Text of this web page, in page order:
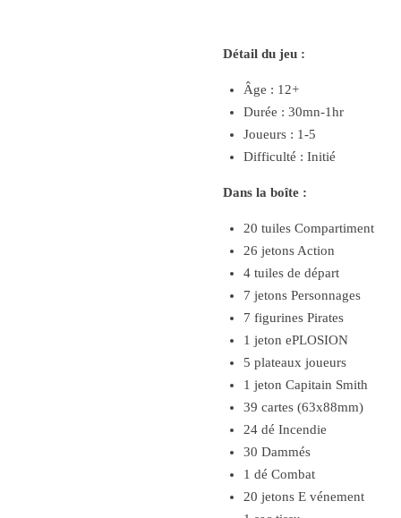
Détail du jeu :
Âge : 12+
Durée : 30mn-1hr
Joueurs : 1-5
Difficulté : Initié
Dans la boîte :
20 tuiles Compartiment
26 jetons Action
4 tuiles de départ
7 jetons Personnages
7 figurines Pirates
1 jeton ePLOSION
5 plateaux joueurs
1 jeton Capitain Smith
39 cartes (63x88mm)
24 dé Incendie
30 Dammés
1 dé Combat
20 jetons E vénement